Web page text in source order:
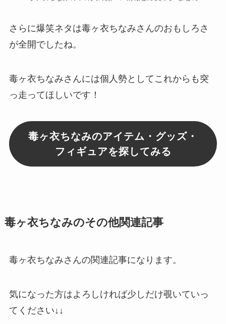
さらに爆笑ネタは毒ヶ衣ちなみさんのおもしろさ
が全開でしたね。
毒ヶ衣ちなみさんには個人勢 としてこれからも突
っ走ってほしいです！
毒ヶ衣ちなみのアイテム・グッズ・
フィギュアを探してみる
毒ヶ衣ちなみのその他関連記事
毒ヶ衣ちなみさんの関連記事になります。
気になった方はよろしければ少しだけ覗いていっ
てください↓↓